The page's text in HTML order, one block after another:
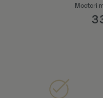
Mootori